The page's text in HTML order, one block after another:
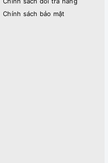
Chính sách bảo mật